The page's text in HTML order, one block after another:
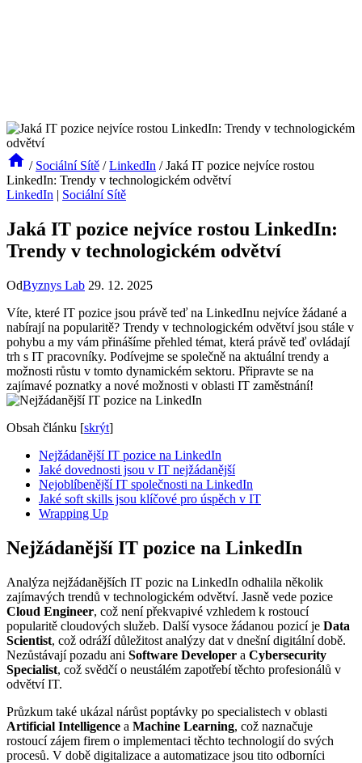
/ Sociální Sítě / LinkedIn / Jaká IT pozice nejvíce rostou
LinkedIn: Trendy v technologickém odvětví
LinkedIn | Sociální Sítě
Jaká IT pozice nejvíce rostou LinkedIn:
Trendy v technologickém odvětví
OdByznys Lab 29. 12. 2025
Víte, které IT pozice jsou právě teď na LinkedInu nejvíce žádané a
nabírají na popularitě? Trendy v technologickém odvětví jsou stále v
pohybu a my vám přinášíme přehled témat, která právě teď ovládají
trh s IT pracovníky. Podívejme se společně na aktuální trendy a
možnosti růstu v tomto dynamickém sektoru. Připravte se na
zajímavé poznatky a nové možnosti v oblasti IT zaměstnání!
Obsah článku [skrýt]
Nejžádanější IT pozice na LinkedIn
Jaké dovednosti jsou v IT nejžádanější
Nejoblíbenější IT společnosti na LinkedIn
Jaké soft skills jsou klíčové pro úspěch v IT
Wrapping Up
Nejžádanější IT pozice na LinkedIn
Analýza nejžádanějších IT pozic na LinkedIn odhalila několik
zajímavých trendů v technologickém odvětví. Jasně vede pozice
Cloud Engineer, což není překvapivé vzhledem k rostoucí
popularitě cloudových služeb. Další vysoce žádanou pozicí je Data
Scientist, což odráží důležitost analýzy dat v dnešní digitální době.
Nezůstávají pozadu ani Software Developer a Cybersecurity
Specialist, což svědčí o neustálém zapotřebí těchto profesionálů v
odvětví IT.
Průzkum také ukázal nárůst poptávky po specialistech v oblasti
Artificial Intelligence a Machine Learning, což naznačuje
rostoucí zájem firem o implementaci těchto technologií do svých
procesů. V době digitalizace a automatizace jsou tito odborníci